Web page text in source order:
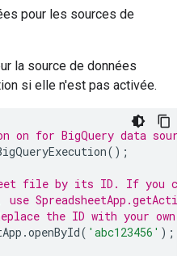
pour les sources de
la source de données
si elle n'est pas activée.
on for BigQuery data
();
file by its ID. If you
the ID with your own.
.openById( 'abc123456' );